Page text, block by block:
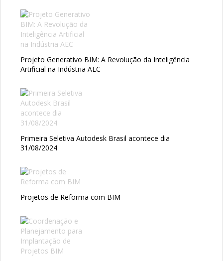
Projeto Generativo BIM: A Revolução da Inteligência
Artificial na Indústria AEC
Primeira Seletiva Autodesk Brasil acontece dia
31/08/2024
Projetos de Reforma com BIM